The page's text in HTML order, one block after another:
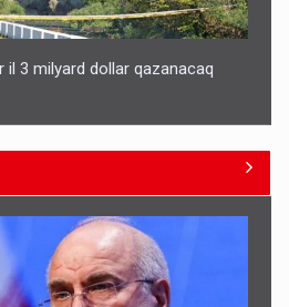
il 3 milyard dollar qazanacaq